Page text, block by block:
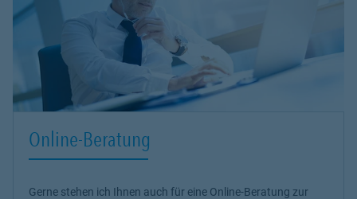
Online-Beratung
Gerne stehen ich Ihnen auch für eine Online-Beratung zur